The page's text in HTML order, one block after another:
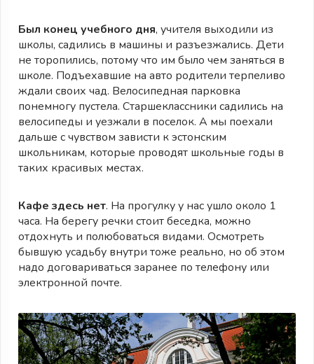
Был конец учебного дня, учителя выходили из
школы, садились в машины и разъезжались. Дети
не торопились, потому что им было чем заняться в
школе. Подъехавшие на авто родители терпеливо
ждали своих чад. Велосипедная парковка
понемногу пустела. Старшеклассники садились на
велосипеды и уезжали в поселок. А мы поехали
дальше с чувством зависти к эстонским
школьникам, которые проводят школьные годы в
таких красивых местах.
Кафе здесь нет. На прогулку у нас ушло около 1
часа. На берегу речки стоит беседка, можно
отдохнуть и полюбоваться видами. Осмотреть
бывшую усадьбу внутри тоже реально, но об этом
надо договариваться заранее по телефону или
электронной почте.